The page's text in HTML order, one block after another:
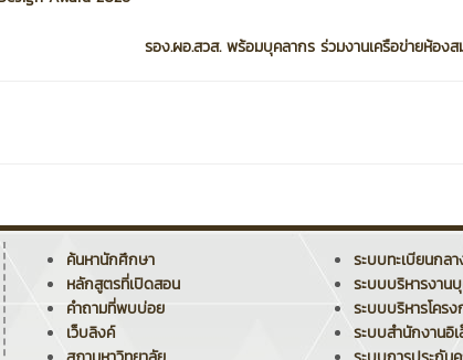
รอง.ผอ.สวส. พร้อมบุคลากร ร่วมงานเครือข่ายห้องส
ค้นหานักศึกษา
หลักสูตรที่เปิดสอน
คำถามที่พบบ่อย
เว็บลิงค์
ระบบทะเบียนกล
ระบบบริหารงาน
ระบบบริหารโคร
ระบบสำนักงานอิ